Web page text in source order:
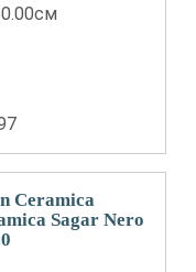
Ceramica
Sagar Nero